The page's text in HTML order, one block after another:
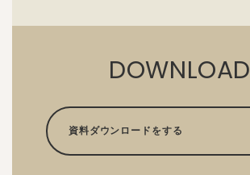
DOWNLOAD
資料ダウンロードをする